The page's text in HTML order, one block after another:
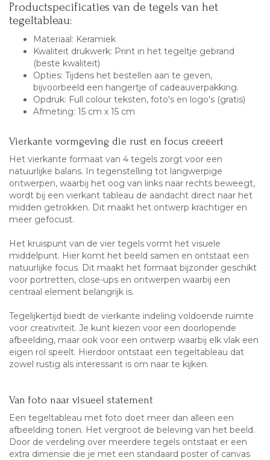
Productspecificaties van de tegels van het
tegeltableau:
Materiaal: Keramiek
Kwaliteit drukwerk: Print in het tegeltje gebrand
(beste kwaliteit)
Opties: Tijdens het bestellen aan te geven,
bijvoorbeeld een hangertje of cadeauverpakking.
Opdruk: Full colour teksten, foto's en logo's (gratis)
Afmeting: 15 cm x 15 cm
Vierkante vormgeving die rust en focus creëert
Het vierkante formaat van 4 tegels zorgt voor een
natuurlijke balans. In tegenstelling tot langwerpige
ontwerpen, waarbij het oog van links naar rechts beweegt,
wordt bij een vierkant tableau de aandacht direct naar het
midden getrokken. Dit maakt het ontwerp krachtiger en
meer gefocust.
Het kruispunt van de vier tegels vormt het visuele
middelpunt. Hier komt het beeld samen en ontstaat een
natuurlijke focus. Dit maakt het formaat bijzonder geschikt
voor portretten, close-ups en ontwerpen waarbij een
centraal element belangrijk is.
Tegelijkertijd biedt de vierkante indeling voldoende ruimte
voor creativiteit. Je kunt kiezen voor een doorlopende
afbeelding, maar ook voor een ontwerp waarbij elk vlak een
eigen rol speelt. Hierdoor ontstaat een tegeltableau dat
zowel rustig als interessant is om naar te kijken.
Van foto naar visueel statement
Een tegeltableau met foto doet meer dan alleen een
afbeelding tonen. Het vergroot de beleving van het beeld.
Door de verdeling over meerdere tegels ontstaat er een
extra dimensie die je met een standaard poster of canvas